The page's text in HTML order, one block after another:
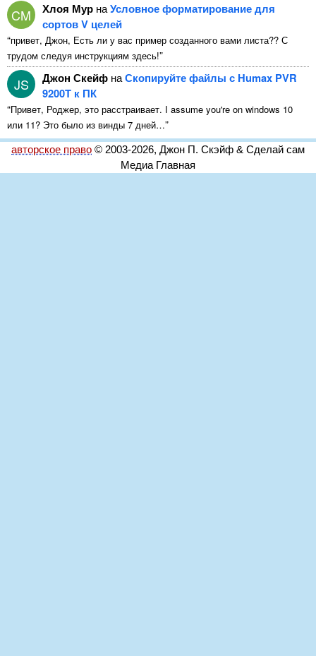
CM Хлоя Мур наУсловное форматирование для
сортов V целей
“привет, Джон, Есть ли у вас пример созданного вами листа?? С
трудом следуя инструкциям здесь!”
JS Джон Скейф наСкопируйте файлы с Humax PVR
9200T к ПК
“Привет, Роджер, это расстраивает. I assume you're on windows 10
или 11? Это было из винды 7 дней…”
авторское право © 2003-2026, Джон П. Скэйф & Сделай сам
Медиа Главная